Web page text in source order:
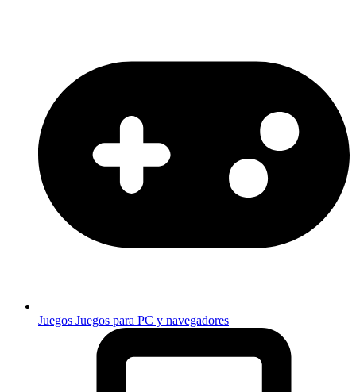
Juegos Juegos para PC y navegadores